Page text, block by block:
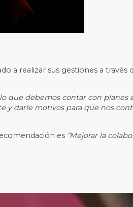
a realizar sus gestiones a
debemos contar con planes
darle motivos para que nos
es “Mejorar la